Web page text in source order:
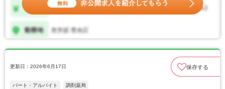
更新日：2026年6月17日 保存する
パート・アルバイト 調剤薬局